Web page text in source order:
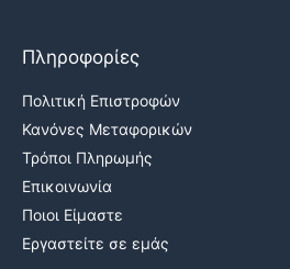
Πληροφορίες
Πολιτική Επιστροφών
Κανόνες Μεταφορικών
Τρόποι Πληρωμής
Επικοινωνία
Ποιοι Είμαστε
Εργαστείτε σε εμάς